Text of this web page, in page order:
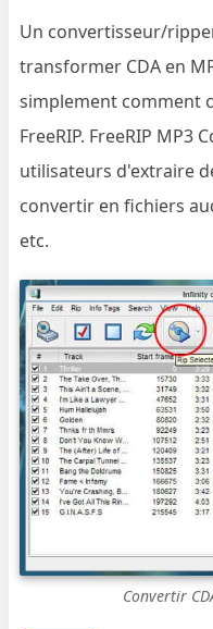
Un convertisseur/
transformer CDA en
simplement comment
FreeRIP. FreeRIP MP3
utilisateurs d'extraire
convertir en fichiers
etc.
Convertir